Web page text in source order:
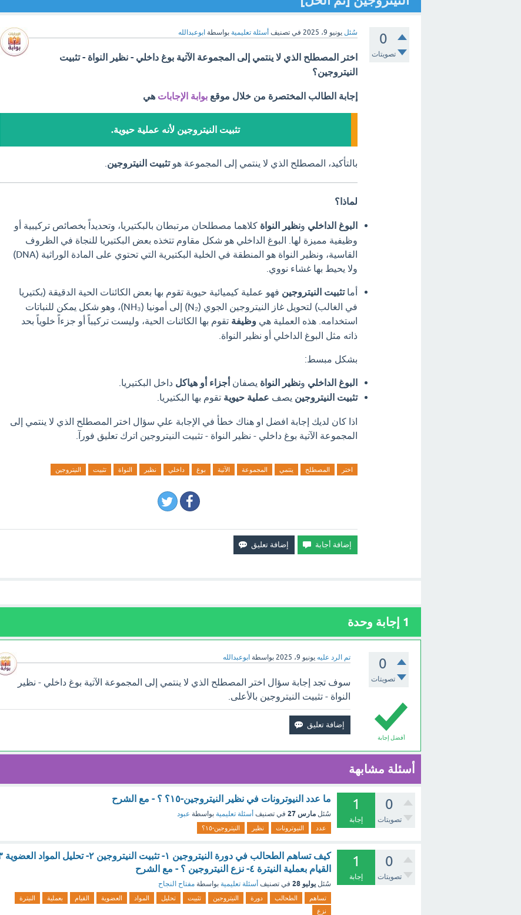
0
تصويتات
سُئل يونيو 9، 2025 في تصنيف أسئلة تعليمية بواسطة ابوعبدالله
اختر المصطلح الذي لا ينتمي إلى المجموعة الآتية بوغ داخلي - نظير النواة - تثبيت
النيتروجين؟
إجابة الطالب المختصرة من خلال موقع بوابة الإجابات هي
تثبيت النيتروجين لأنه عملية حيوية.
بالتأكيد، المصطلح الذي لا ينتمي إلى المجموعة هوتثبيت النيتروجين
لماذا؟
البوغ الداخلي ونظير النواة كلاهما مصطلحان مرتبطان بالبكتيريا، وتحديداً بخصائص تركيبية أو
وظيفية مميزة لها. البوغ الداخلي هو شكل مقاوم تتخذه بعض البكتيريا للنجاة في الظروف
القاسية، ونظير النواة هو المنطقة في الخلية البكتيرية التي تحتوي على المادة الوراثية (DNA)
ولا يحيط بها غشاء نووي.
أماتثبيت النيتروجين فهو عملية كيميائية حيوية تقوم بها بعض الكائنات الحية الدقيقة (بكتيريا
في الغالب) لتحويل غاز النيتروجين الجوي (N₂) إلى أمونيا (NH₃)، وهو شكل يمكن للنباتات
استخدامه. هذه العملية هي وظيفة تقوم بها الكائنات الحية، وليست تركيباً أو جزءاً خلوياً بحد
ذاته مثل البوغ الداخلي أو نظير النواة.
بشكل مبسط:
البوغ الداخلي ونظير النواة يصفان أجزاء أو هياكل داخل البكتيريا.
تثبيت النيتروجين يصف عملية حيوية تقوم بها البكتيريا.
اذا كان لديك إجابة افضل او هناك خطأ في الإجابة علي سؤال اختر المصطلح الذي لا ينتمي إلى
المجموعة الآتية بوغ داخلي - نظير النواة - تثبيت النيتروجين اترك تعليق فورآ.
اختر المصطلح ينتمي المجموعة الآتية بوغ داخلي نظير النواة تثبيت النيتروجين
1 إجابة وحدة
0
تصويتات
تم الرد عليه يونيو 9، 2025 بواسطة ابوعبدالله
أفضل إجابة
سوف تجد إجابة سؤال اختر المصطلح الذي لا ينتمي إلى المجموعة الآتية بوغ داخلي - نظير
النواة - تثبيت النيتروجين بالأعلى.
أسئلة مشابهة
0
تصويتات
1
إجابة
ما عدد النيوترونات في نظير النيتروجين-١٥؟ ؟ - مع الشرح
سُئل مارس 27 في تصنيف أسئلة تعليمية بواسطة عبود
عدد النيوترونات نظير النيتروجين-١٥؟
0
تصويتات
1
إجابة
القيام بعملية النيترة ٤- نزع النيتروجين ؟ - مع الشرح
سُئل يوليو 28 في تصنيف أسئلة تعليمية بواسطة مفتاح النجاح
تساهم الطحالب دورة النيتروجين تثبيت تحليل المواد العضوية القيام بعملية
النيترة
نزع